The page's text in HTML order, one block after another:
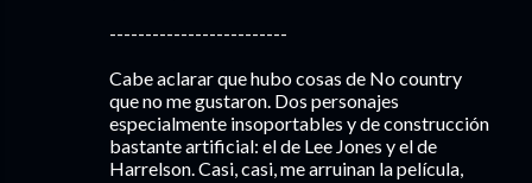
-------------------------
Cabe aclarar que hubo cosas de No country
que no me gustaron. Dos personajes
especialmente insoportables y de construcción
bastante artificial: el de Lee Jones y el de
Harrelson. Casi, casi, me arruinan la película,